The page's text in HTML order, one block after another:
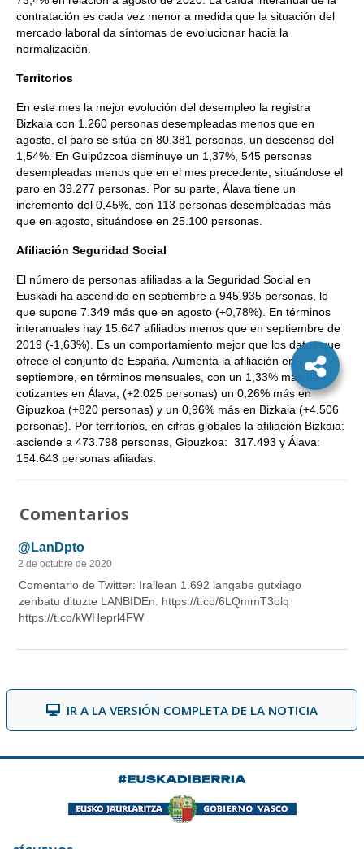
contratación es cada vez menor a medida que la situación del
mercado laboral da síntomas de evolucionar hacia la
normalización.
Territorios
En este mes la mejor evolución del desempleo la registra
Bizkaia con 1.260 personas desempleadas menos que en
agosto, el paro se sitúa en 80.381 personas, un descenso del
1,54%. En Guipúzcoa disminuye un 1,37%, 545 personas
desempleadas menos que en el mes precedente, situándose el
paro en 39.277 personas. Por su parte, Álava tiene un
incremento del 0,45%, con 113 personas desempleadas más
que en agosto, situándose en 25.100 personas.
Afiliación Seguridad Social
El número de personas afiliadas a la Seguridad Social en
Euskadi ha ascendido en septiembre a 945.935 personas, lo
que supone 7.349 más que en agosto (+0,78%). En términos
interanuales hay 15.647 afiliados menos que en septiembre de
2019 (-1,63%). Es un comportamiento mejor que los datos que
ofrece el conjunto de España. Aumenta la afiliación en
septiembre, en términos mensuales, con un 1,33% más de
cotizantes en Álava, (+2.025 personas) un 0,26% más en
Gipuzkoa (+820 personas) y un 0,96% más en Bizkaia (+4.506
personas). Por territorios, en cifras globales la afiliación Bizkaia:
asciende a 473.798 personas, Gipuzkoa: 317.493 y Álava:
154.643 personas afiiadas.
Comentarios
IR A LA VERSIÓN COMPLETA DE LA NOTICIA